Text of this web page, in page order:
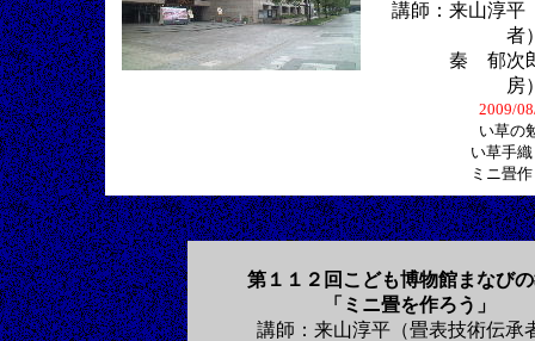
講師：来山淳平
者
秦 郁次郎
房
2009/
い草の
い草手
ミニ畳
第１１２回こども博物館まなび
「ミニ畳を作ろう」
講師：来山淳平（畳表技術伝承